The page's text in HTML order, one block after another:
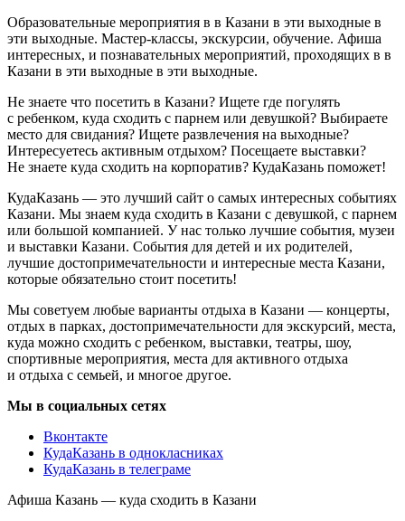
Образовательные мероприятия в в Казани в эти выходные в
эти выходные. Мастер-классы, экскурсии, обучение. Афиша
интересных, и познавательных мероприятий, проходящих в в
Казани в эти выходные в эти выходные.
Не знаете что посетить в Казани? Ищете где погулять
с ребенком, куда сходить с парнем или девушкой? Выбираете
место для свидания? Ищете развлечения на выходные?
Интересуетесь активным отдыхом? Посещаете выставки?
Не знаете куда сходить на корпоратив? КудаКазань поможет!
КудаКазань — это лучший сайт о самых интересных событиях
Казани. Мы знаем куда сходить в Казани с девушкой, с парнем
или большой компанией. У нас только лучшие события, музеи
и выставки Казани. События для детей и их родителей,
лучшие достопримечательности и интересные места Казани,
которые обязательно стоит посетить!
Мы советуем любые варианты отдыха в Казани — концерты,
отдых в парках, достопримечательности для экскурсий, места,
куда можно сходить с ребенком, выставки, театры, шоу,
спортивные мероприятия, места для активного отдыха
и отдыха с семьей, и многое другое.
Мы в социальных сетях
Вконтакте
КудаКазань в однокласниках
КудаКазань в телеграме
Афиша Казань — куда сходить в Казани